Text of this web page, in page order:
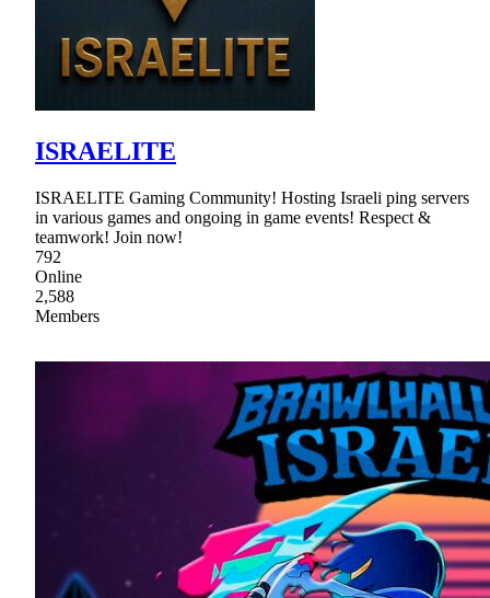
ISRAELITE
ISRAELITE Gaming Community! Hosting Israeli ping servers
in various games and ongoing in game events! Respect &
teamwork! Join now!
792
Online
2,588
Members